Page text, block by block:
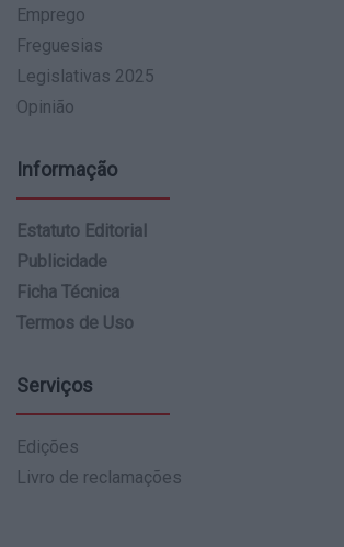
Emprego
Freguesias
Legislativas 2025
Opinião
Informação
Estatuto Editorial
Publicidade
Ficha Técnica
Termos de Uso
Serviços
Edições
Livro de reclamações